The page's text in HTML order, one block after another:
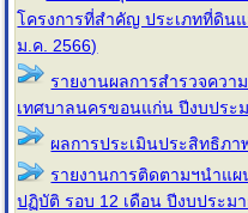
โครงการที่สำคัญ ประเภทที่ดิน
ม.ค. 2566)
รายงานผลการสำรวจควา
เทศบาลนครขอนแก่น ปีงบประ
ผลการประเมินประสิทธิภา
รายงานการติดตามฯนำแ
ปฏิบัติ รอบ 12 เดือน ปีงบประม